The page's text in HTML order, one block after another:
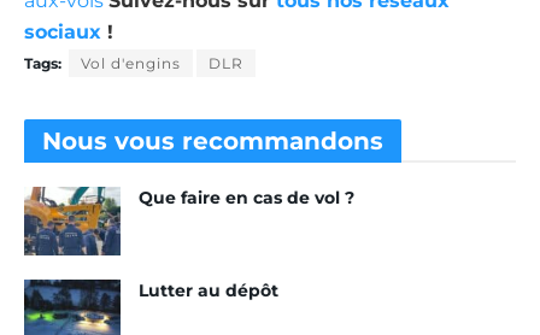
sociaux !
Tags: Vol d'engins DLR
Nous vous recommandons
Que faire en cas de vol ?
Lutter au dépôt